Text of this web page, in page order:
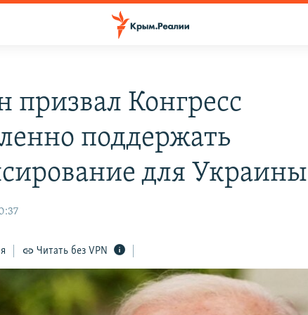
призвал Конгресс
поддержать
для Украины
Читать без VPN